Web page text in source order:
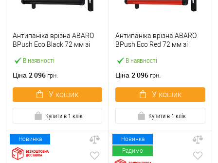
В наявності
Антипаніка врізна ABARO
BPush Eco Black 72 мм зі
Ціна 2 096 грн.
У кошик
Купити в 1 клік
В наявності
Антипаніка врізна ABARO
BPush Eco Red 72 мм зі
Ціна 2 096 грн.
У кошик
Купити в 1 клік
Новинка
Новинка
Радимо